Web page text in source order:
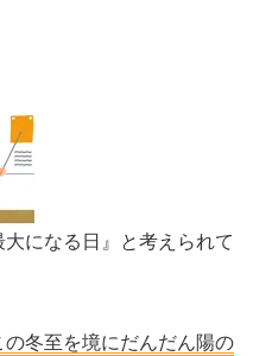
になる日』と考えられて
の冬至を境にだんだん陽の